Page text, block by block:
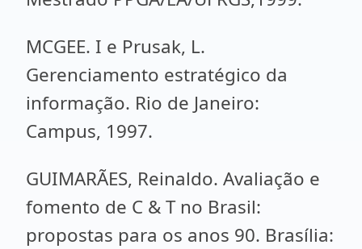
MCGEE. I e Prusak, L.
Gerenciamento estratégico da
informação. Rio de Janeiro:
Campus, 1997.
GUIMARÃES, Reinaldo. Avaliação e
fomento de C & T no Brasil:
propostas para os anos 90. Brasília: